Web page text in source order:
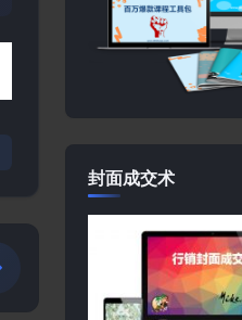
封面成交术